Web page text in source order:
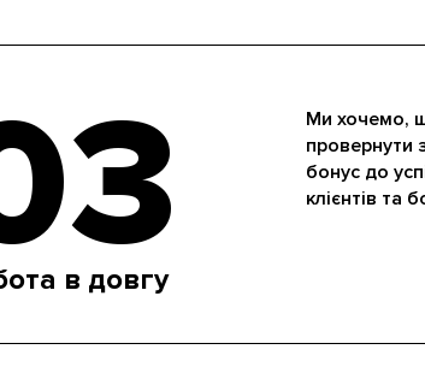
в довгу
Ми хочемо,
провернути
бонус до
клієнтів та